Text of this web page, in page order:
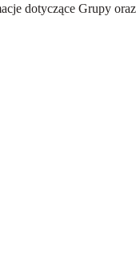
dotyczące Grupy